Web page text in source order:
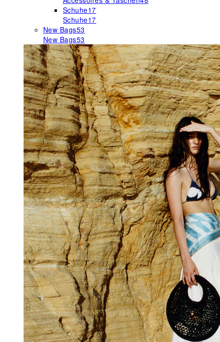
Schuhe17
Schuhe17
New Bags53
New Bags53